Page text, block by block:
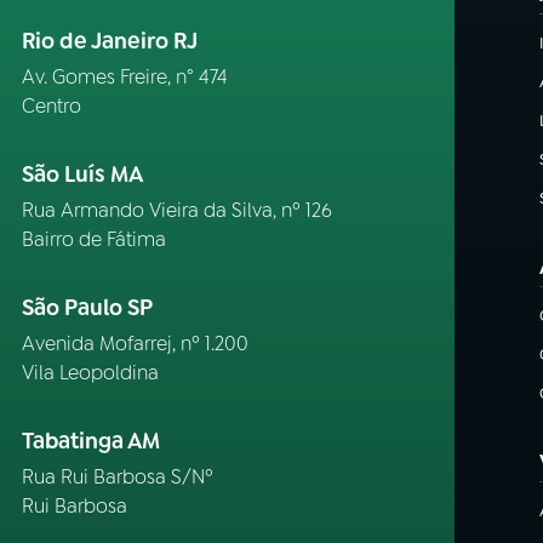
Rio de Janeiro RJ
Av. Gomes Freire, n° 474
Centro
São Luís MA
Rua Armando Vieira da Silva, nº 126
Bairro de Fátima
São Paulo SP
Avenida Mofarrej, nº 1.200
Vila Leopoldina
Tabatinga AM
Rua Rui Barbosa S/Nº
Rui Barbosa